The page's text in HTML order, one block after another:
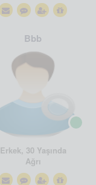
Bbb
Erkek, 30 Yaşında
Ağrı